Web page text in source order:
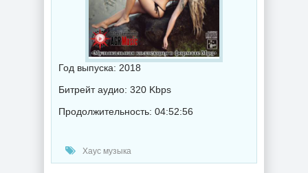
Год выпуска: 2018
Битрейт аудио: 320 Kbps
Продолжительность: 04:52:56
Хаус музыка